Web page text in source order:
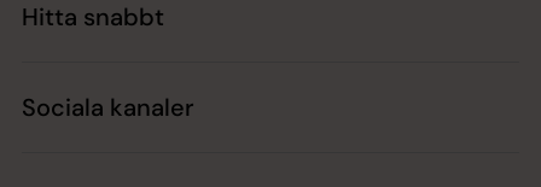
Hitta snabbt
Sociala kanaler